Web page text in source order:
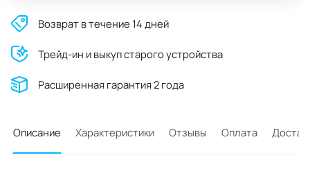
Возврат в течение 14 дней
Трейд-ин и выкуп старого устройства
Расширенная гарантия 2 года
Описание Характеристики Отзывы Оплата